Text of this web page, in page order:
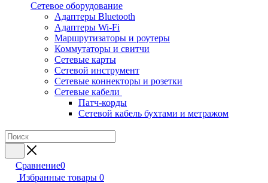
Сетевое оборудование
Адаптеры Bluetooth
Адаптеры Wi-Fi
Маршрутизаторы и роутеры
Коммутаторы и свитчи
Сетевые карты
Сетевой инструмент
Сетевые коннекторы и розетки
Сетевые кабели
Патч-корды
Сетевой кабель бухтами и метражом
Сравнение0
Избранные товары 0